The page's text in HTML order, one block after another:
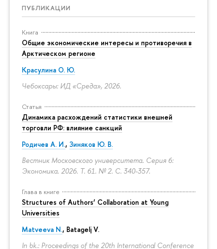
ПУБЛИКАЦИИ
Книга
Общие экономические интересы и противоречия в
Арктическом регионе
Красулина О. Ю.
Чебоксары: ИД «Среда», 2026.
Статья
Динамика расхождений статистики внешней
торговли РФ: влияние санкций
Родичев А. И., Зиняков Ю. В.
Вестник Московского университета. Серия 6:
Экономика. 2026. Т. 61. № 2. С. 340-357.
Глава в книге
Structures of Authors’ Collaboration at Young
Universities
Matveeva N., Batagelj V.
In bk.: Proceedings of the 20th International Conference